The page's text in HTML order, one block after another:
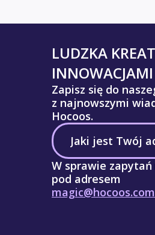
LUDZKA
Zapisz się do
z najnowszymi
Hocoos.
W sprawie
pod adresem
magic@hocoos.com